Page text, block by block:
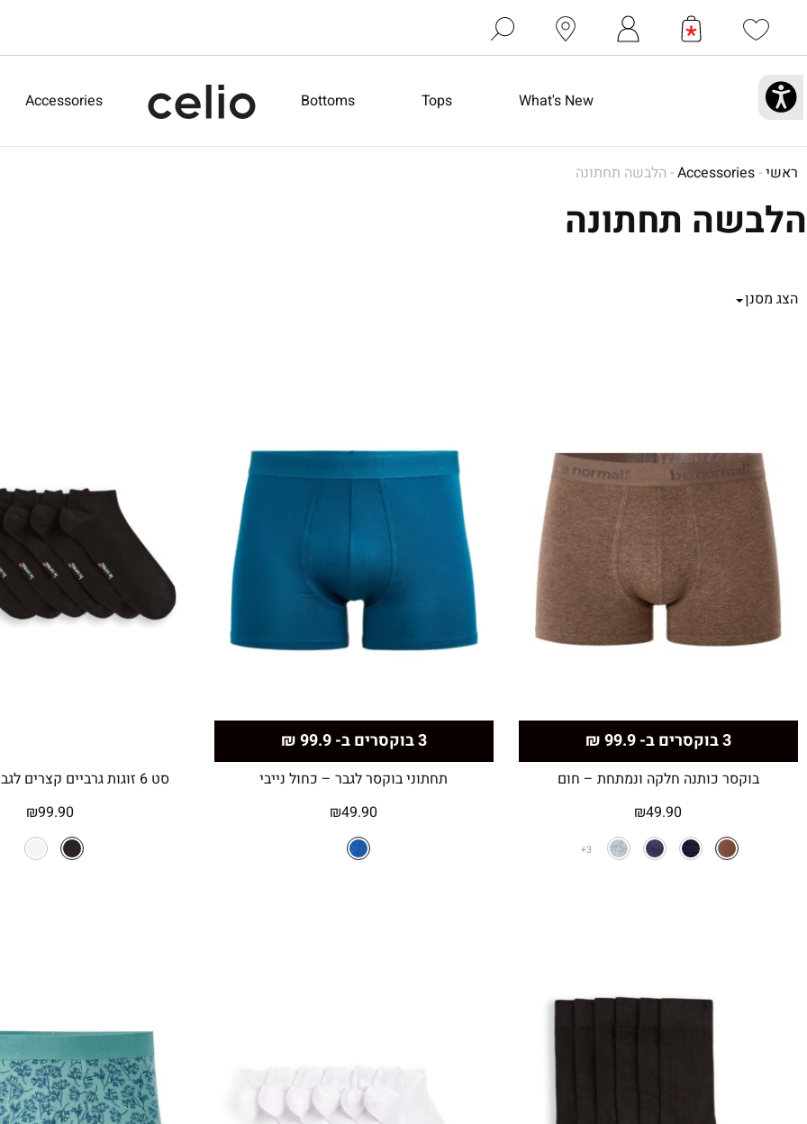
What's New
Tops
Bottoms
Accessories
ראשי-
Accessories
- הלבשה תחתונה
הלבשה תחתונה
הצג מסנן
3 בוקסרים ב- 99.9 ₪
בוקסר כותנה חלקה ונמתחת – חום
₪49.90
3
3 בוקסרים ב- 99.9 ₪
תחתוני בוקסר לגבר – כחול נייבי
₪49.90
סט 6 זוגות גרביים קצרים לגברים – שחור
₪99.90